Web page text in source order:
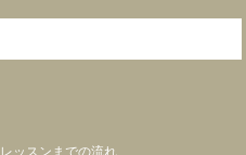
ッスンまでの流れ